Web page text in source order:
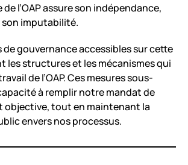
l’OAP assure son indépendance,
imputabilité.
gouvernance accessibles sur cette
les structures et les mécanismes qui
de l’OAP. Ces mesures sous-
à remplir notre mandat de
objective, tout en maintenant la
envers nos processus.